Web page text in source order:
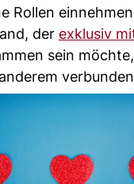
Rollen
der exklusiv
sein